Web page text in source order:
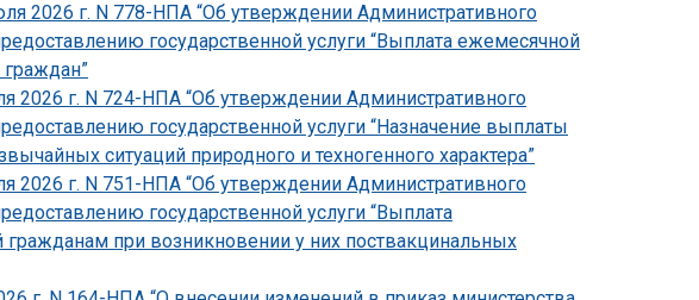
2026 г. N 778-НПА “Об утверждении Административного
государственной услуги “Выплата ежемесячной
2026 г. N 724-НПА “Об утверждении Административного
государственной услуги “Назначение выплаты
ситуаций природного и техногенного характера”
2026 г. N 751-НПА “Об утверждении Административного
государственной услуги “Выплата
при возникновении у них поствакцинальных